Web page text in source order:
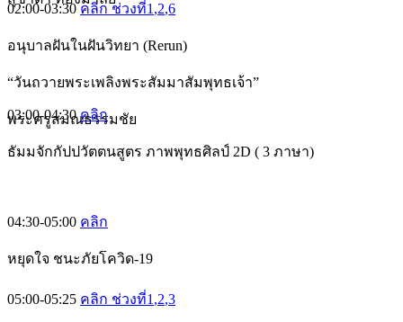
02:00-03:30คลิก ช่วงที่1 ,2,6
อนุบาลฝันในฝันวิทยา (Rerun)
“วันถวายพระเพลิงพระสัมมาสัมพุทธเจ้า”
พระครูสมณธรรมชัย
03:00-04:30คลิก
ธัมมจักกัปปวัตตนสูตร ภาพพุทธศิลป์ 2D ( 3 ภาษา)
04:30-05:00 คลิก
หยุดใจ ชนะภัยโควิด-19
05:00-05:25 คลิก ช่วงที่1 ,2,3